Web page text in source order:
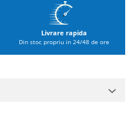
Livrare rapida
Din stoc propriu in 24/48 de ore